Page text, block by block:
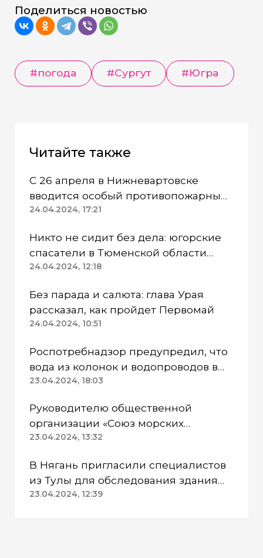
Поделиться новостью
#погода #Сургут #Югра
Читайте также
С 26 апреля в Нижневартовске
вводится особый противопожарный
режим
24.04.2024, 17:21
Никто не сидит без дела: югорские
спасатели в Тюменской области
работают в две смены
24.04.2024, 12:18
Без парада и салюта: глава Урая
рассказал, как пройдет Первомай
24.04.2024, 10:51
Роспотребнадзор предупредил, что
вода из колонок и водопроводов в
Казанском районе непригодна для
23.04.2024, 18:03
Руководителю общественной
организации «Союз морских
пехотинцев» Югры вынесли
23.04.2024, 13:32
В Нягань пригласили специалистов
из Тулы для обследования здания
ДК «Геолог»
23.04.2024, 12:39